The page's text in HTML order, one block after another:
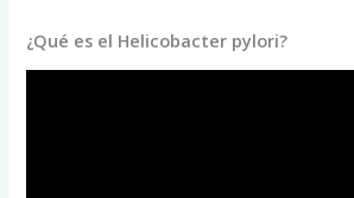
¿Qué es el Helicobacter pylori?